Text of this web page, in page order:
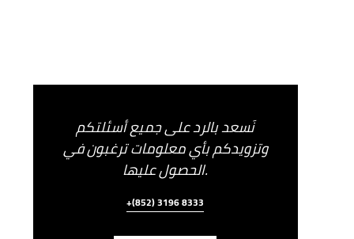
نَسعد بالرد على جميع أسئلتكم
وتزويدكم بأي معلومات ترغبون في
الحصول عليها.
+(852) 3196 8333